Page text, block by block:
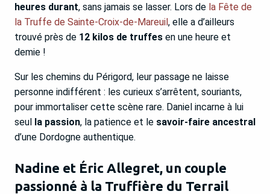
heures durant, sans jamais se lasser. Lors de la Fête de
la Truffe de Sainte-Croix-de-Mareuil, elle a d’ailleurs
trouvé près de 12 kilos de truffes en une heure et
demie !
Sur les chemins du Périgord, leur passage ne laisse
personne indifférent : les curieux s’arrêtent, souriants,
pour immortaliser cette scène rare. Daniel incarne à lui
seul la passion, la patience et le savoir-faire ancestral
d’une Dordogne authentique.
Nadine et Éric Allegret, un couple
passionné à la Truffière du Terrail